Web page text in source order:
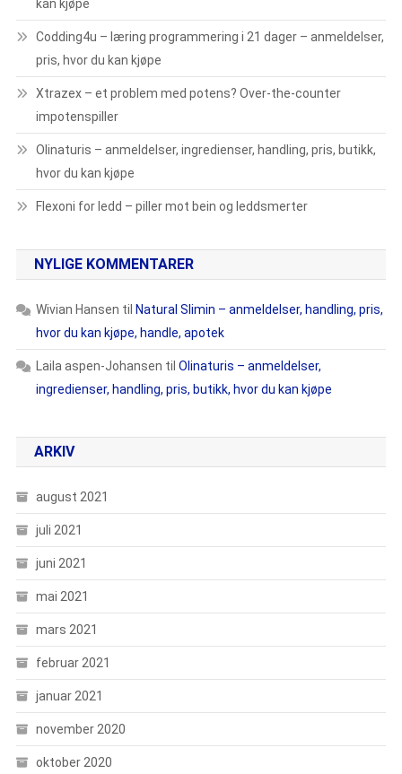
kan kjøpe
Codding4u – læring programmering i 21 dager – anmeldelser,
pris, hvor du kan kjøpe
Xtrazex – et problem med potens? Over-the-counter
impotenspiller
Olinaturis – anmeldelser, ingredienser, handling, pris, butikk,
hvor du kan kjøpe
Flexoni for ledd – piller mot bein og leddsmerter
NYLIGE KOMMENTARER
Wivian Hansen til Natural Slimin – anmeldelser, handling, pris,
hvor du kan kjøpe, handle, apotek
Laila aspen-Johansen til Olinaturis – anmeldelser,
ingredienser, handling, pris, butikk, hvor du kan kjøpe
ARKIV
august 2021
juli 2021
juni 2021
mai 2021
mars 2021
februar 2021
januar 2021
november 2020
oktober 2020